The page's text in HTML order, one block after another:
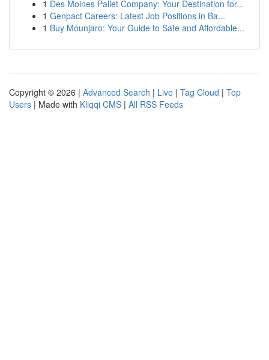
1 Des Moines Pallet Company: Your Destination for...
1 Genpact Careers: Latest Job Positions in Ba...
1 Buy Mounjaro: Your Guide to Safe and Affordable...
Copyright © 2026 | Advanced Search | Live | Tag Cloud | Top
Users | Made with Kliqqi CMS | All RSS Feeds